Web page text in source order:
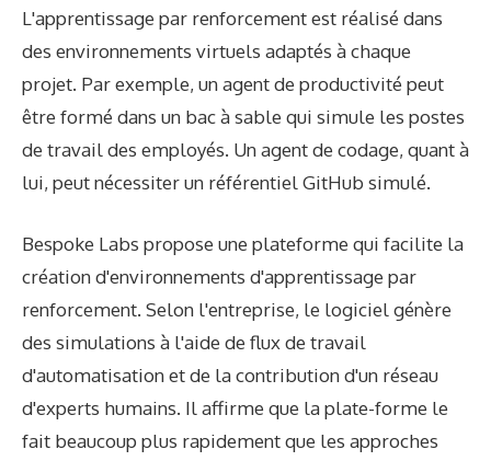
L'apprentissage par renforcement est réalisé dans
des environnements virtuels adaptés à chaque
projet. Par exemple, un agent de productivité peut
être formé dans un bac à sable qui simule les postes
de travail des employés. Un agent de codage, quant à
lui, peut nécessiter un référentiel GitHub simulé.
Bespoke Labs propose une plateforme qui facilite la
création d'environnements d'apprentissage par
renforcement. Selon l'entreprise, le logiciel génère
des simulations à l'aide de flux de travail
d'automatisation et de la contribution d'un réseau
d'experts humains. Il affirme que la plate-forme le
fait beaucoup plus rapidement que les approches